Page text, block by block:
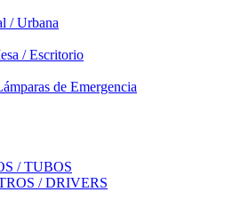
/ Urbana
/ Escritorio
de Emergencia
/ TUBOS
/ DRIVERS